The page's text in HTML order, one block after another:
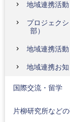
地域連携活動
プロジェク
部）
地域連携活動
地域連携お
国際交流・留学
海外プログ
片柳研究所など
セラミック